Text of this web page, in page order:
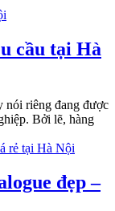
cầu tại Hà
nói riêng đang được
Bởi lẽ, hàng
đẹp –